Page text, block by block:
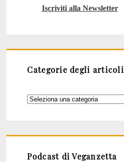
Iscriviti alla Newsletter
Categorie degli articoli
Categorie
Podcast di Veganzetta